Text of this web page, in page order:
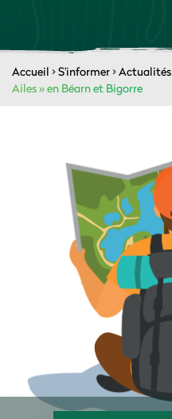
Accueil >S'informer>Actualités
Ailes » en Béarn et Bigorre